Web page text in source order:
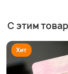
С этим